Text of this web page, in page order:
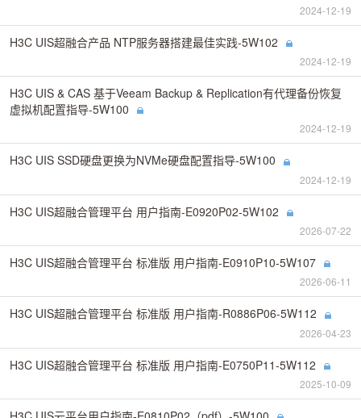
2024-12-19
H3C UIS超融合产品 NTP服务器搭建最佳实践-5W102
2024-12-19
H3C UIS & CAS 基于Veeam Backup & Replication有代理备份恢复
虚拟机配置指导-5W100
2024-12-19
H3C UIS SSD硬盘更换为NVMe硬盘配置指导-5W100
2024-12-19
H3C UIS超融合管理平台 用户指南-E0920P02-5W102
2026-07-22
H3C UIS超融合管理平台 标准版 用户指南-E0910P10-5W107
2026-06-11
H3C UIS超融合管理平台 标准版 用户指南-R0886P06-5W112
2026-04-23
H3C UIS超融合管理平台 标准版 用户指南-E0750P11-5W112
2025-10-09